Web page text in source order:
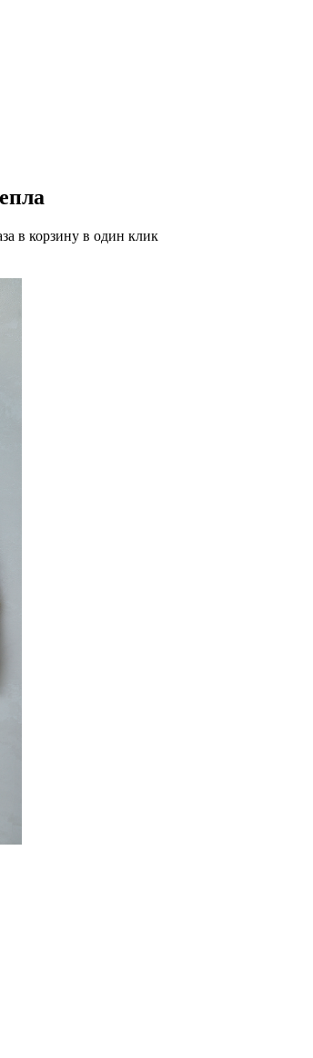
в корзину в один клик